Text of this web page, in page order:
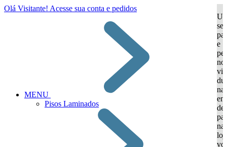
Olá Visitante! Acesse sua conta e pedidos
MENU
Pisos Laminados
e
de